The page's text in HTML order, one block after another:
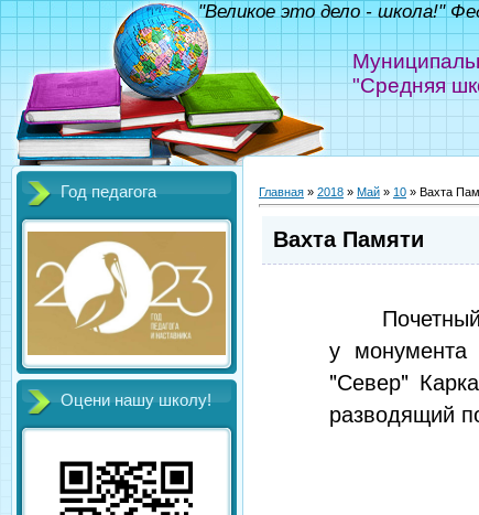
"Средняя
"Великое это дело - школа!"
Год педагога
Оцени нашу школу!
Главная » 2018 » Май » 10 » Вахта
Вахта Памяти
у
"Север"
разводящий